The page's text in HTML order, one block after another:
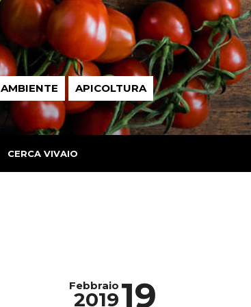
AMBIENTE APICOLTURA
CERCA VIVAIO
19
Febbraio
2019